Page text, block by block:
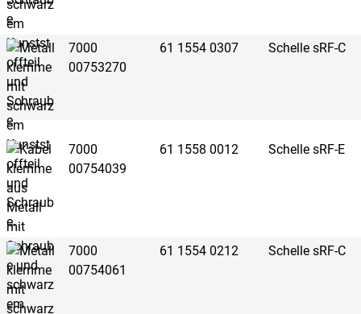
7000
00753270
61 1554 0307 Schelle sRF-C
7000
00754039
61 1558 0012 Schelle sRF-E
7000
00754061
61 1554 0212 Schelle sRF-C